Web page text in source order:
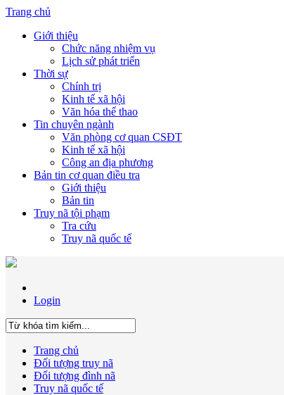
Trang chủ
Giới thiệu
Chức năng nhiệm vụ
Lịch sử phát triển
Thời sự
Chính trị
Kinh tế xã hội
Văn hóa thể thao
Tin chuyên ngành
Văn phòng cơ quan CSĐT
Kinh tế xã hội
Công an địa phương
Bản tin cơ quan điều tra
Giới thiệu
Bản tin
Truy nã tội phạm
Tra cứu
Truy nã quốc tế
Login
Trang chủ
Đối tượng truy nã
Đối tượng đình nã
Truy nã quốc tế